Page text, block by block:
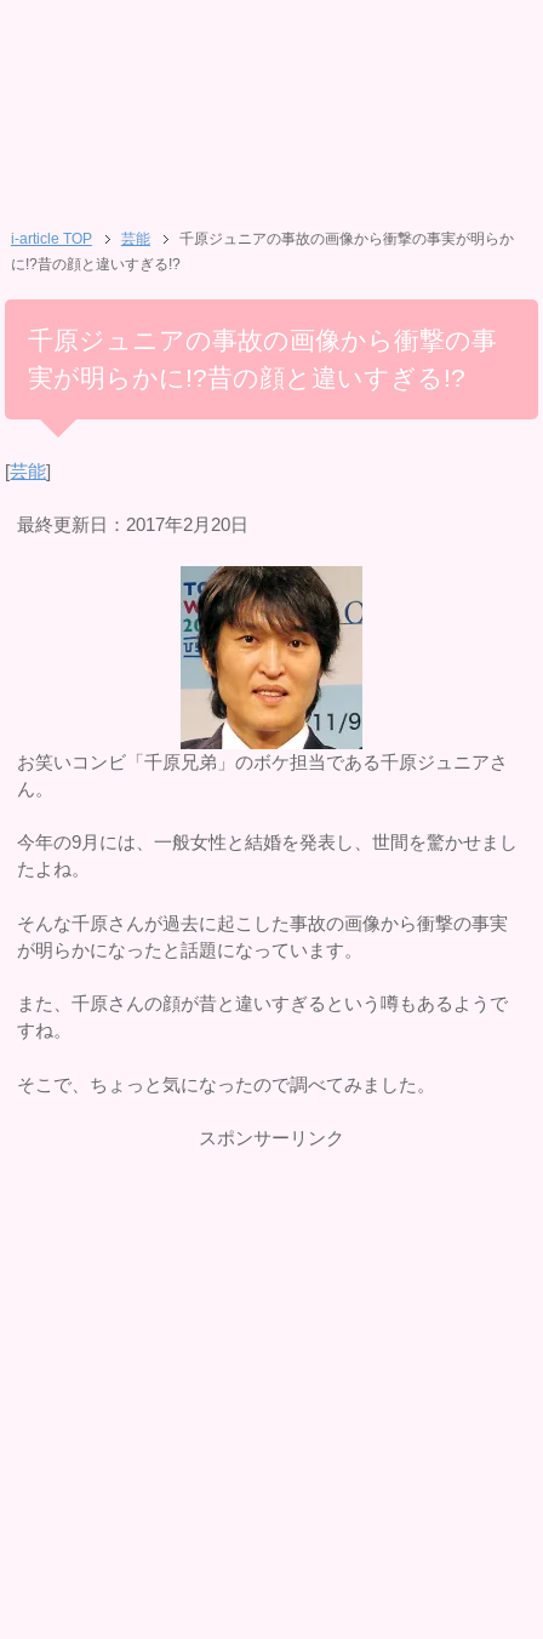
i-article TOP 芸能
千原ジュニアの事故の画像から衝撃の事実が明らか
に!?昔の顔と違いすぎる!?
千原ジュニアの事故の画像から衝撃の事
実が明らかに!?昔の顔と違いすぎる!?
[芸能]
最終更新日：2017年2月20日
お笑いコンビ「千原兄弟」のボケ担当である千原ジュニアさ
ん。
今年の9月には、一般女性と結婚を発表し、世間を驚かせまし
たよね。
そんな千原さんが過去に起こした事故の画像から衝撃の事実
が明らかになったと話題になっています。
また、千原さんの顔が昔と違いすぎるという噂もあるようで
すね。
そこで、ちょっと気になったので調べてみました。
スポンサーリンク